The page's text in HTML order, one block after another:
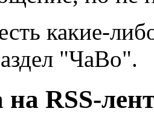
какие-
"ЧаВо".
RSS-